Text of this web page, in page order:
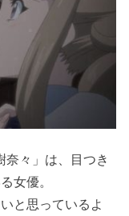
奈々」は、目つき
女優。
と思っているよ